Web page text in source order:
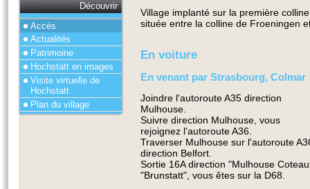
Découvrir
Accès
Actualités
Patrimoine
Hochstatt en images
Visite virtuelle de
Hochstatt
Plan du village
Village implanté sur la première
située entre la colline de Froeningen
En voiture
En venant par Strasbourg, Colmar
Joindre l'autoroute A35 direction
Mulhouse.
Suivre direction Mulhouse, vous
rejoignez l'autoroute A36.
Traverser Mulhouse sur l'autoroute
direction Belfort.
Sortie 16A direction "Mulhouse
"Brunstatt", vous êtes sur la D68.